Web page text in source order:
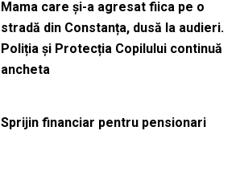
Mama care și-a agresat fiica pe o
stradă din Constanța, dusă la audieri.
Poliția și Protecția Copilului continuă
ancheta
Sprijin financiar pentru pensionari